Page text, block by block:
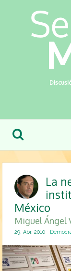
La
México
Miguel Ángel
29. Abr. 2010